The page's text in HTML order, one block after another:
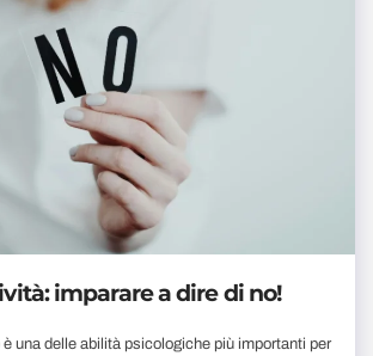
imparare a dire di no!
è una delle abilità psicologiche più importanti per